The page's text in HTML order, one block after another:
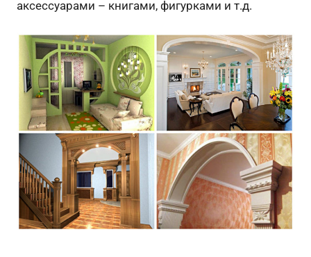
аксессуарами – книгами, фигурками и т.д.